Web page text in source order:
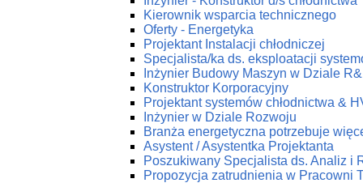
Kierownik wsparcia technicznego
Oferty - Energetyka
Projektant Instalacji chłodniczej
Specjalista/ka ds. eksploatacji
Inżynier Budowy Maszyn w Dziale
Konstruktor Korporacyjny
Projektant systemów chłodnictwa &
Inżynier w Dziale Rozwoju
Branża energetyczna potrzebuje
Asystent / Asystentka Projektanta
Poszukiwany Specjalista ds. Analiz i
Propozycja zatrudnienia w Pracowni